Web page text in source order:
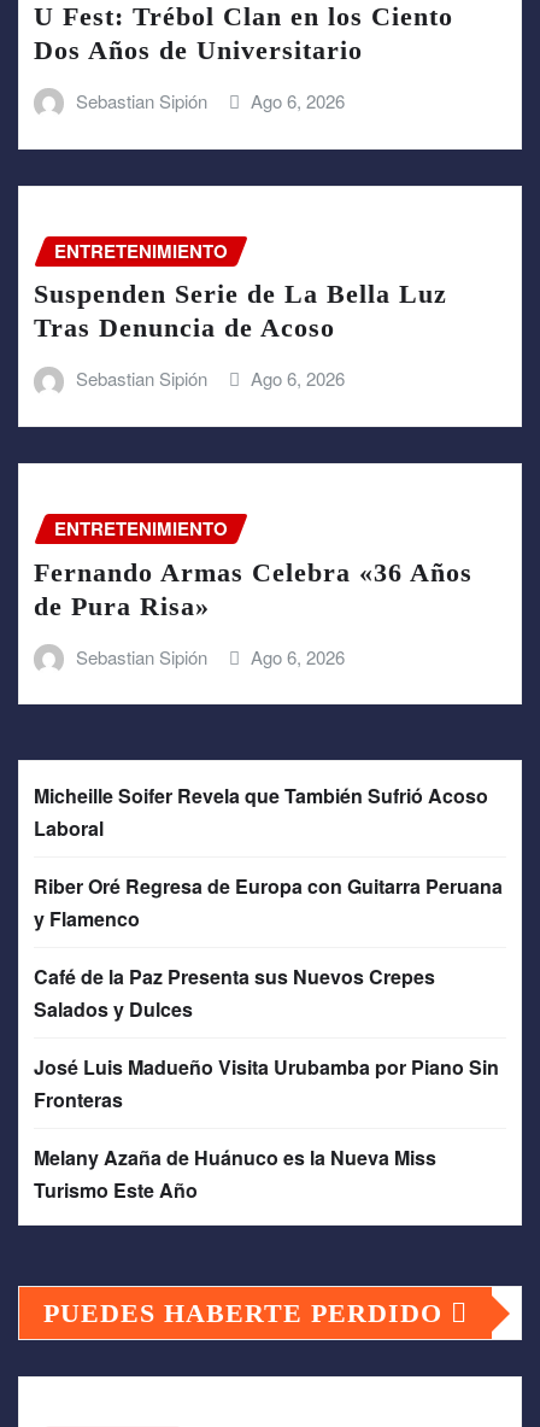
U Fest: Trébol Clan en los Ciento
Dos Años de Universitario
Sebastian Sipión Ago 6, 2026
ENTRETENIMIENTO
Suspenden Serie de La Bella Luz
Tras Denuncia de Acoso
Sebastian Sipión Ago 6, 2026
ENTRETENIMIENTO
Fernando Armas Celebra «36 Años
de Pura Risa»
Sebastian Sipión Ago 6, 2026
Micheille Soifer Revela que También Sufrió Acoso
Laboral
Riber Oré Regresa de Europa con Guitarra Peruana
y Flamenco
Café de la Paz Presenta sus Nuevos Crepes
Salados y Dulces
José Luis Madueño Visita Urubamba por Piano Sin
Fronteras
Melany Azaña de Huánuco es la Nueva Miss
Turismo Este Año
PUEDES HABERTE PERDIDO